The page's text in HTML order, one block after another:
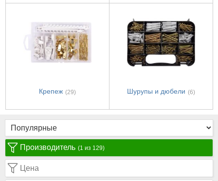
Крепеж (29) Шурупы и дюбели (6)
Производитель (1 из 129)
Цена